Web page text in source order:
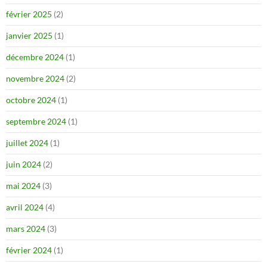
février 2025 (2)
janvier 2025 (1)
décembre 2024 (1)
novembre 2024 (2)
octobre 2024 (1)
septembre 2024 (1)
juillet 2024 (1)
juin 2024 (2)
mai 2024 (3)
avril 2024 (4)
mars 2024 (3)
février 2024 (1)